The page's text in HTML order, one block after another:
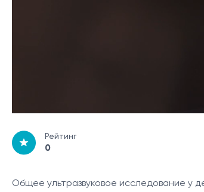
Рейтинг
0
Общее ультразвуковое исследование у